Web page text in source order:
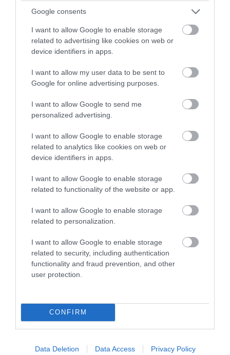
Google consents
I want to allow Google to enable storage
related to advertising like cookies on web or
device identifiers in apps.
I want to allow my user data to be sent to
Google for online advertising purposes.
I want to allow Google to send me
personalized advertising.
I want to allow Google to enable storage
related to analytics like cookies on web or
device identifiers in apps.
I want to allow Google to enable storage
related to functionality of the website or app.
I want to allow Google to enable storage
related to personalization.
I want to allow Google to enable storage
related to security, including authentication
functionality and fraud prevention, and other
user protection.
CONFIRM
Data Deletion Data Access Privacy Policy
PRONEWS.GR /ΕΝΟΠΛΕΣ ΣΥΓΚΡΟΥΣΕΙΣ
Οι Ρώσοι κατέστρεψαν δύο ουκρανικά
μη επανδρωμένα σκάφη επιφανείας και
πέντε φορτηγά πλοία στη Μαύρη
Θάλασσα
05.08.2026 | 11:10
Νέα εποχή στον πόλεμο: Η Ουκρανία για
πρώτη φορά χρησιμοποίησε drone για
να μεταφέρει ρομπότ στο πεδίο της
μάχης!